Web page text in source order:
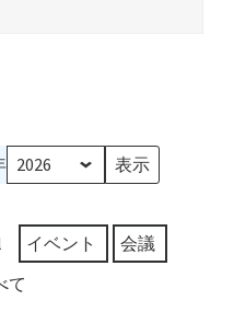
域主権
年
と
イベント
会議
て